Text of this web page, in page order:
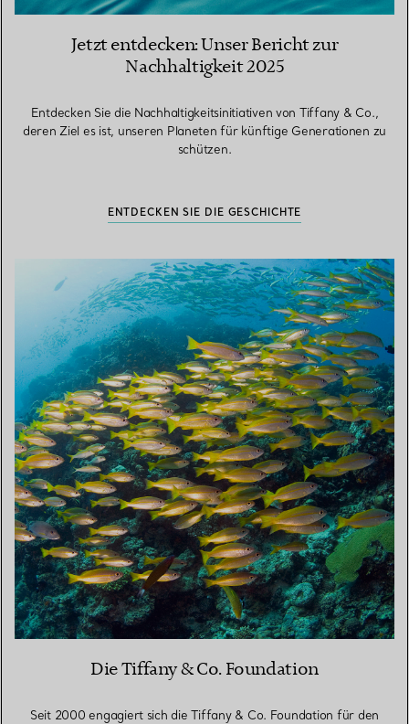
Jetzt entdecken: Unser Bericht zur
Nachhaltigkeit 2025
Entdecken Sie die Nachhaltigkeitsinitiativen von Tiffany & Co.,
deren Ziel es ist, unseren Planeten für künftige Generationen zu
schützen.
ENTDECKEN SIE DIE GESCHICHTE
Die Tiffany & Co. Foundation
Seit 2000 engagiert sich die Tiffany & Co. Foundation für den